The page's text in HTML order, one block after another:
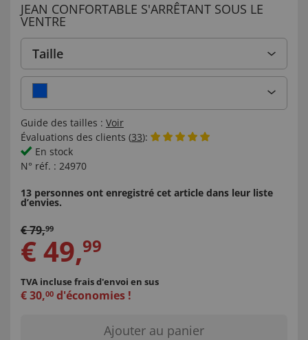
JEAN CONFORTABLE S'ARRÊTANT SOUS LE
VENTRE
Taille
Guide des tailles : Voir
Évaluations des clients (33):
En stock
N° réf. : 24970
13 personnes ont enregistré cet article dans leur liste
d’envies.
€79,99
€49,99
TVA incluse frais d'envoi en sus
€30,00 d'économies !
Ajouter au panier